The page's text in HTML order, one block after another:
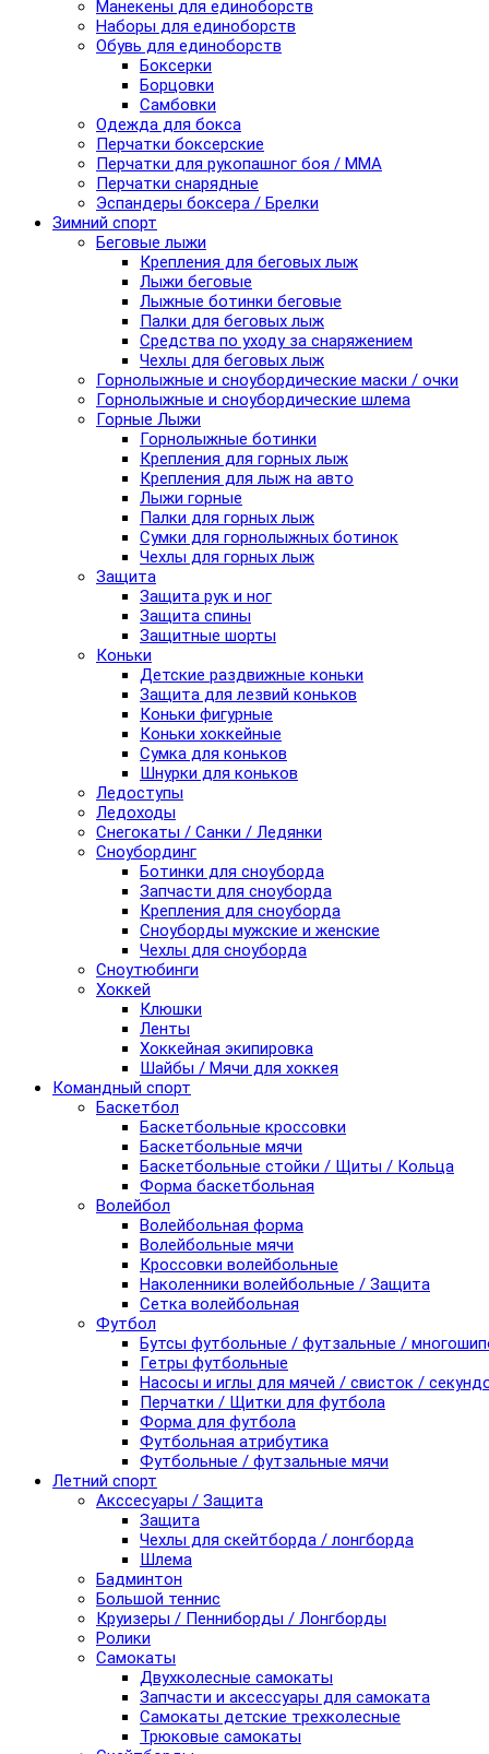
Манекены для единоборств
Наборы для единоборств
Обувь для единоборств
Боксерки
Борцовки
Самбовки
Одежда для бокса
Перчатки боксерские
Перчатки для рукопашног боя / ММА
Перчатки снарядные
Эспандеры боксера / Брелки
Зимний спорт
Беговые лыжи
Крепления для беговых лыж
Лыжи беговые
Лыжные ботинки беговые
Палки для беговых лыж
Средства по уходу за снаряжением
Чехлы для беговых лыж
Горнолыжные и сноубордические маски / очки
Горнолыжные и сноубордические шлема
Горные Лыжи
Горнолыжные ботинки
Крепления для горных лыж
Крепления для лыж на авто
Лыжи горные
Палки для горных лыж
Сумки для горнолыжных ботинок
Чехлы для горных лыж
Защита
Защита рук и ног
Защита спины
Защитные шорты
Коньки
Детские раздвижные коньки
Защита для лезвий коньков
Коньки фигурные
Коньки хоккейные
Сумка для коньков
Шнурки для коньков
Ледоступы
Ледоходы
Снегокаты / Санки / Ледянки
Сноубординг
Ботинки для сноуборда
Запчасти для сноуборда
Крепления для сноуборда
Сноуборды мужские и женские
Чехлы для сноуборда
Сноутюбинги
Хоккей
Клюшки
Ленты
Хоккейная экипировка
Шайбы / Мячи для хоккея
Командный спорт
Баскетбол
Баскетбольные кроссовки
Баскетбольные мячи
Баскетбольные стойки / Щиты / Кольца
Форма баскетбольная
Волейбол
Волейбольная форма
Волейбольные мячи
Кроссовки волейбольные
Наколенники волейбольные / Защита
Сетка волейбольная
Футбол
Бутсы футбольные / футзальные /
Гетры футбольные
Насосы и иглы для мячей / свисток /
Перчатки / Щитки для футбола
Форма для футбола
Футбольная атрибутика
Футбольные / футзальные мячи
Летний спорт
Акссесуары / Защита
Защита
Чехлы для скейтборда / лонгборда
Шлема
Бадминтон
Большой теннис
Круизеры / Пенниборды / Лонгборды
Ролики
Самокаты
Двухколесные самокаты
Запчасти и аксессуары для самоката
Самокаты детские трехколесные
Трюковые самокаты